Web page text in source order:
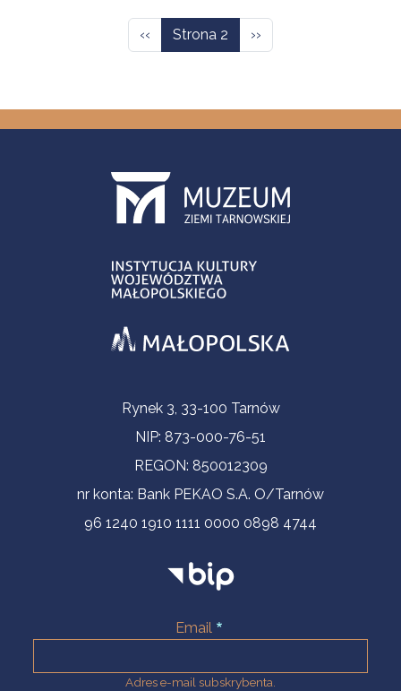
Poprzednia strona
‹‹ Strona 2 Następna strona
››
Informacje kontaktoweRynek 3, 33-100 Tarnów
NIP: 873-000-76-51
REGON: 850012309
nr konta: Bank PEKAO S.A. O/Tarnów
96 1240 1910 1111 0000 0898 4744
Email
Adres e-mail subskrybenta.